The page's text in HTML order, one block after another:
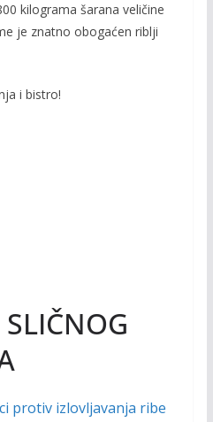
kilograma šarana veličine
je znatno obogaćen riblji
i bistro!
protiv izlovljavanja ribe